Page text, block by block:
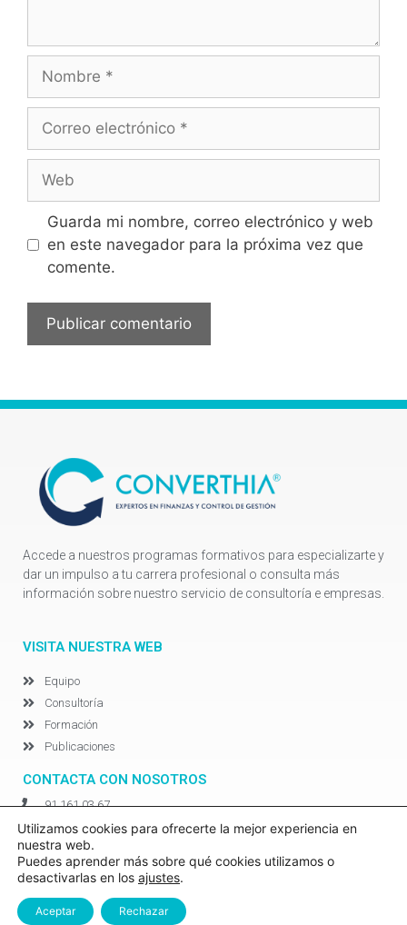
Guarda mi nombre, correo electrónico y web
en este navegador para la próxima vez que
comente.
Accede a nuestros programas formativos para especializarte y
dar un impulso a tu carrera profesional o consulta más
información sobre nuestro servicio de consultoría e empresas.
VISITA NUESTRA WEB
Equipo
Consultoría
Formación
Publicaciones
CONTACTA CON NOSOTROS
91 161 03 67
info@converthia.com
Síguenos en LinkedIn
LEGAL|CONTACTO
Utilizamos cookies para ofrecerte la mejor experiencia en
nuestra web.
Puedes aprender más sobre qué cookies utilizamos o
desactivarlas en los ajustes.
Aceptar Rechazar